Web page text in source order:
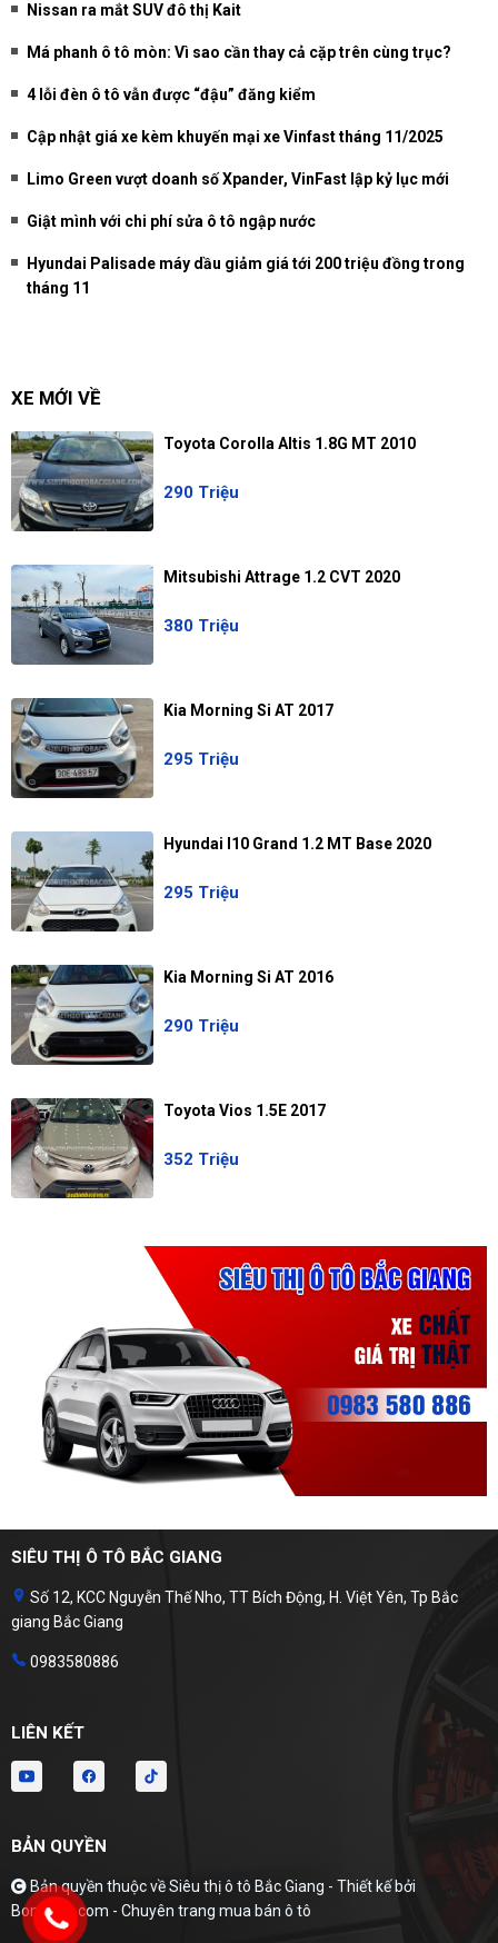
Nissan ra mắt SUV đô thị Kait
Má phanh ô tô mòn: Vì sao cần thay cả cặp trên cùng trục?
4 lỗi đèn ô tô vẫn được “đậu” đăng kiểm
Cập nhật giá xe kèm khuyến mại xe Vinfast tháng 11/2025
Limo Green vượt doanh số Xpander, VinFast lập kỷ lục mới
Giật mình với chi phí sửa ô tô ngập nước
Hyundai Palisade máy dầu giảm giá tới 200 triệu đồng trong
tháng 11
XE MỚI VỀ
Toyota Corolla Altis 1.8G MT 2010
290 Triệu
Mitsubishi Attrage 1.2 CVT 2020
380 Triệu
Kia Morning Si AT 2017
295 Triệu
Hyundai I10 Grand 1.2 MT Base 2020
295 Triệu
Kia Morning Si AT 2016
290 Triệu
Toyota Vios 1.5E 2017
352 Triệu
SIÊU THỊ Ô TÔ BẮC GIANG
Số 12, KCC Nguyễn Thế Nho, TT Bích Động, H. Việt Yên, Tp Bắc
giang Bắc Giang
0983580886
LIÊN KẾT
BẢN QUYỀN
Bản quyền thuộc về Siêu thị ô tô Bắc Giang - Thiết kế bởi
Bonbanh.com - Chuyên trang mua bán ô tô